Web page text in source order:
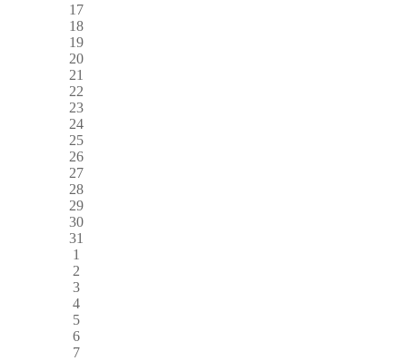
17
18
19
20
21
22
23
24
25
26
27
28
29
30
31
1
2
3
4
5
6
7